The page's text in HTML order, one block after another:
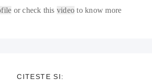
or check this video to know more
CITESTE SI: